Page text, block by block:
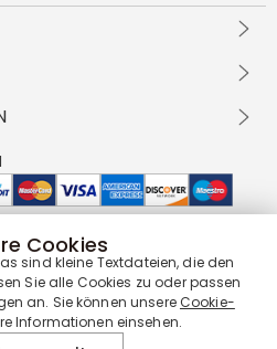
Cookies
sind kleine Textdateien, die den
Sie alle Cookies zu oder passen
an. Sie können unsereCookie-
Informationen einsehen.